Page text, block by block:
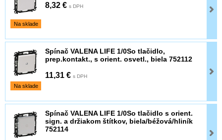
Na sklade
8,32 € s DPH
Na sklade
Spínač VALENA LIFE 1/0So tlačidlo,
prep.kontakt., s orient. osvetl., biela 752112
11,31 € s DPH
Spínač VALENA LIFE 1/0So tlačidlo s orient.
sign. a držiakom štítkov, biela/béžová/hliník
752114